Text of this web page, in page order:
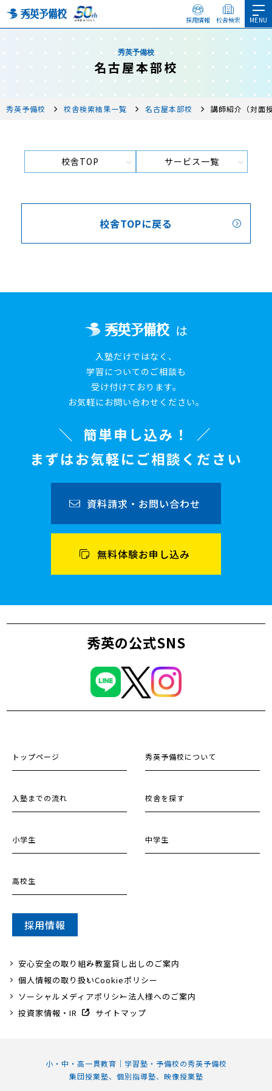
採用情報 校舎検索
秀英予備校
名古屋本部校
秀英予備校 校舎検索結果一覧 名古屋本部校 講師紹介（対面
校舎TOP サービス一覧
校舎TOPに戻る
は
入塾だけではなく、
学習についてのご相談も
受け付けております。
お気軽にお問い合わせください。
簡単申し込み！
まずはお気軽にご相談ください
資料請求・お問い合わせ
無料体験お申し込み
秀英の公式SNS
小・中・高一貫教育｜学習塾・予備校の秀英予備校
集団授業塾、個別指導塾、映像授業塾
トップページ 秀英予備校について
入塾までの流れ 校舎を探す
小学生 中学生
高校生
採用情報
安心安全の取り組み教室貸し出しのご案内
個人情報の取り扱いCookieポリシー
ソーシャルメディアポリシー法人様へのご案内
投資家情報・IR
サイトマップ